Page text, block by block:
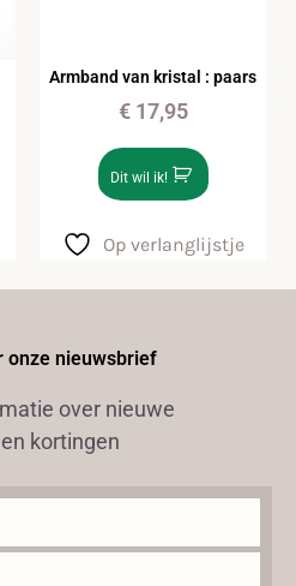
Armband van kristal : paars
€17,95
Dit wil ik!
Op verlanglijstje
onze nieuwsbrief
over nieuwe
kortingen